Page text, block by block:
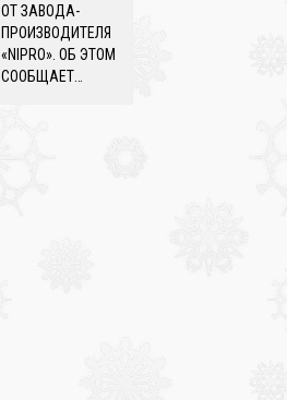
ОТ ЗАВОДА-
ПРОИЗВОДИТЕЛЯ
«NIPRO». ОБ ЭТОМ
СООБЩАЕТ…